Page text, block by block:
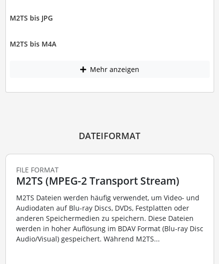
M2TS bis JPG
M2TS bis M4A
Mehr anzeigen
DATEIFORMAT
FILE FORMAT
M2TS (MPEG-2 Transport Stream)
M2TS Dateien werden häufig verwendet, um Video- und
Audiodaten auf Blu-ray Discs, DVDs, Festplatten oder
anderen Speichermedien zu speichern. Diese Dateien
werden in hoher Auflösung im BDAV Format (Blu-ray Disc
Audio/Visual) gespeichert. Während M2TS...